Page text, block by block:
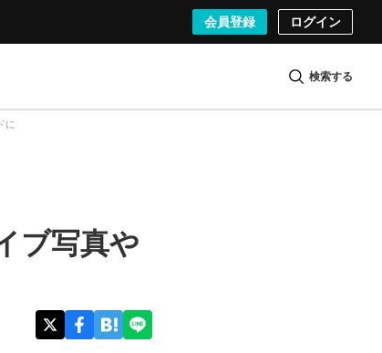
会員登録 ログイン
検索する
に
ブ写真や